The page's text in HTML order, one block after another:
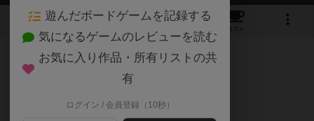
69 25 161
カフェ
1094名 2名 0 4年弱前
［主観評価］
遊んだボードゲームを記録する
気になるゲームのレビューを読む
お気に入り作品・所有リストの共
有
ログイン / 会員登録（10秒）